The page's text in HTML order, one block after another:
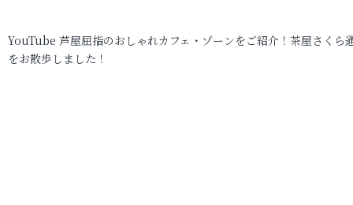
YouTube 芦屋屈指のおしゃれカフェ・ゾーンをご紹介！茶屋さくら
をお散歩しました！